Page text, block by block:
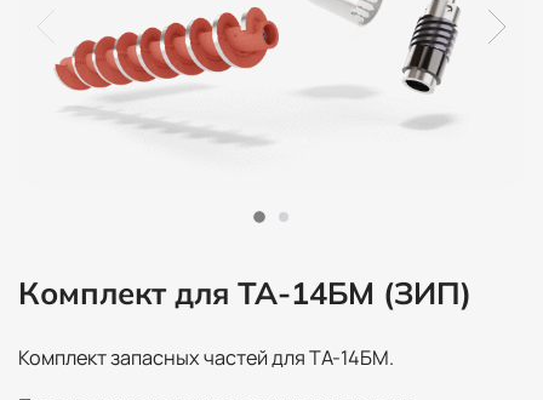
Комплект для ТА-14БМ (ЗИП)
Комплект запасных частей для ТА-14БМ.